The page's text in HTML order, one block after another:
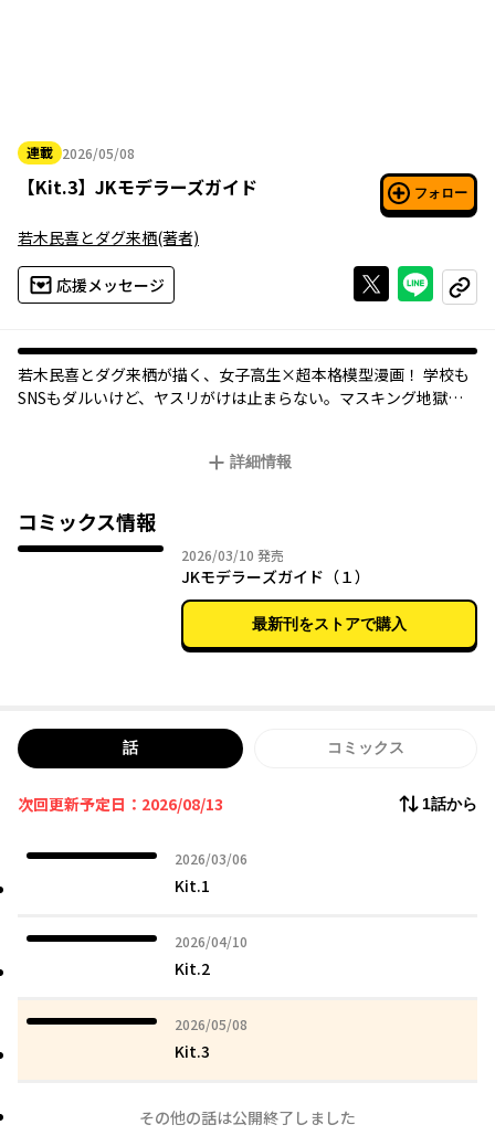
連載 2026/05/08
2026年05月08日
【Kit.3】 JKモデラーズガイド フォロー
若木民喜とダグ来栖(著者)
応援メッセージ Xで投稿する
ライン
コピー
若木民喜とダグ来栖が描く、女子高生×超本格模型漫画！ 学校も
SNSもダルいけど、ヤスリがけは止まらない。マスキング地獄、
詳細情報
コミックス情報
2026/03/10 2026年03月10日
発売
JKモデラーズガイド（１）
最新刊をストアで購入
話 コミックス
次回更新予定日：2026/08/13 1話から
2026/03/06
2026年03月06日
Kit.1
2026/04/10
2026年04月10日
Kit.2
2026/05/08
2026年05月08日
Kit.3
その他の話は公開終了しました